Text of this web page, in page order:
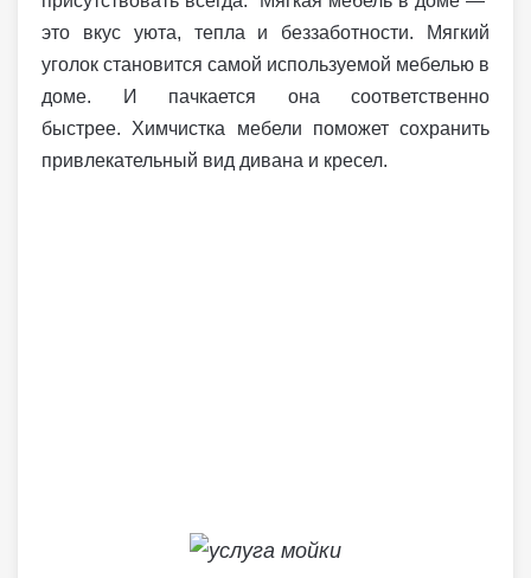
это вкус уюта, тепла и беззаботности. Мягкий
уголок становится самой используемой мебелью в
доме. И пачкается она соответственно
быстрее. Химчистка мебели поможет сохранить
привлекательный вид дивана и кресел.